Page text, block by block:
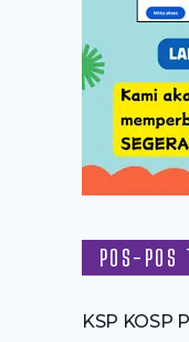
POS-POS
KSP KOSP